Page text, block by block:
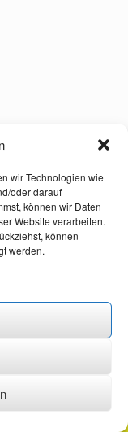
wir Technologien wie
oder darauf
können wir Daten
Website verarbeiten.
können
werden.
·Impressum ·